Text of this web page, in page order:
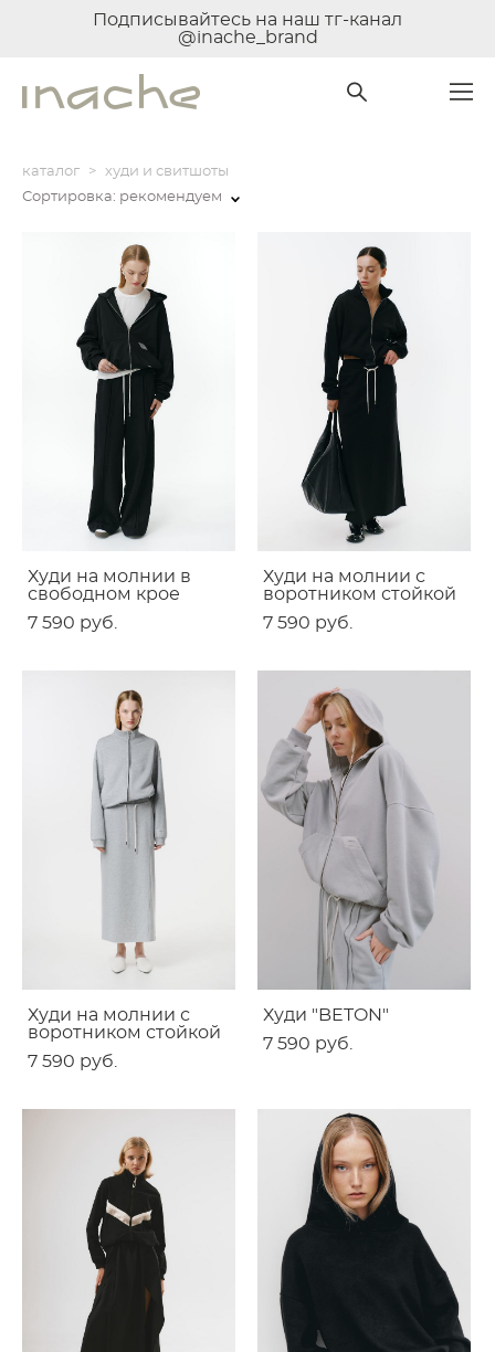
Подписывайтесь на наш тг-канал
@inache_brand
каталог >
худи и свитшоты
Сортировка: рекомендуем
Худи на молнии в
свободном крое
7 590 pуб.
Худи на молнии с
воротником стойкой
7 590 pуб.
Худи на молнии с
воротником стойкой
7 590 pуб.
Худи "BETON"
7 590 pуб.